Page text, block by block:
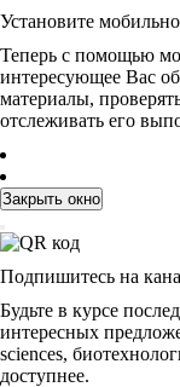
Установите
Теперь с помощью
интересующее Вас
материалы,
отслеживать его
Закрыть окно
Подпишитесь на
Будьте в курсе
интересных
sciences,
доступнее.